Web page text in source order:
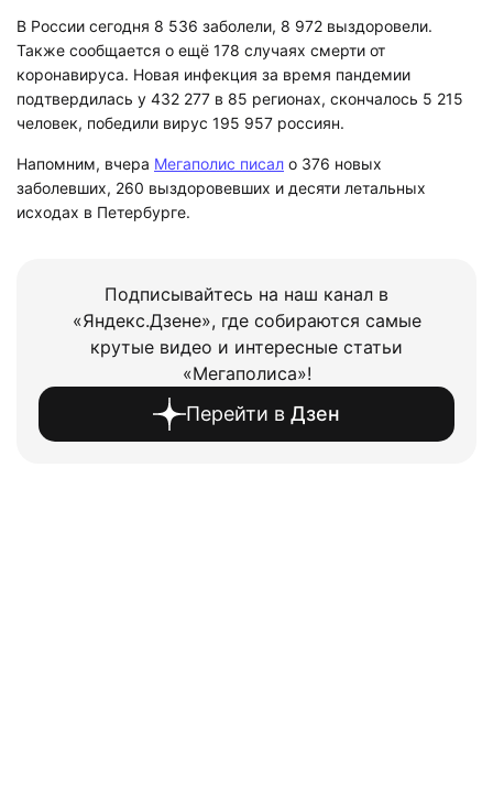
В России сегодня 8 536 заболели, 8 972 выздоровели.
Также сообщается о ещё 178 случаях смерти от
коронавируса. Новая инфекция за время пандемии
подтвердилась у 432 277 в 85 регионах, скончалось 5 215
человек, победили вирус 195 957 россиян.
Напомним, вчера Мегаполис писал о 376 новых
заболевших, 260 выздоровевших и десяти летальных
исходах в Петербурге.
Подписывайтесь на наш канал в
«Яндекс.Дзене», где собираются самые
крутые видео и интересные статьи
«Мегаполиса»!
Перейти в Дзен